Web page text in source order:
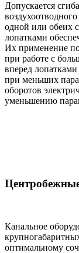
Допускается
одной или обеих
лопатками
Их применение
при работе с
вперед
при меньших
оборотов
уменьшению
Канальное
оптимальному